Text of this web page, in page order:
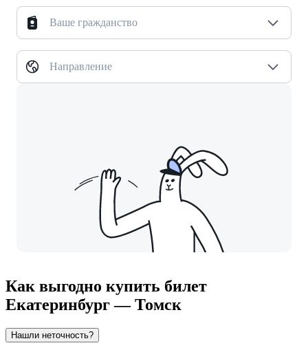
Ваше гражданство
Направление
Как выгодно купить билет
Екатеринбург — Томск
Нашли неточность?